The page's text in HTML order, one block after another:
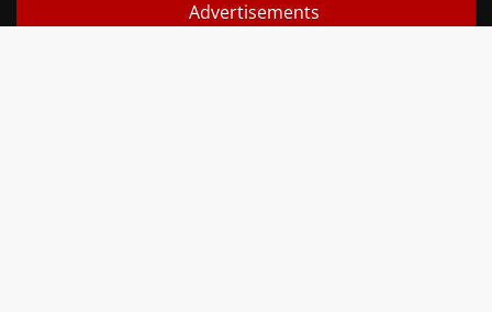
Advertisements